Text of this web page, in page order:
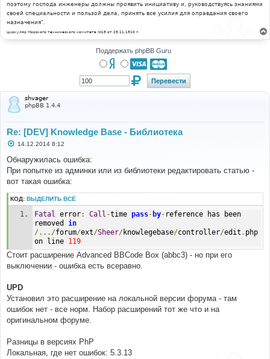
поэтому господа инженеры должны проявить инициативу и, руководствуясь знаниями
своей специальности и пользой дела, принять все усилия для оправдания своего
назначения".
Циркуляр Морского технического комитета №15 от 29.11.1910 г.
Поддержать phpBB Guru
shvager
phpBB 1.4.4
Re: [DEV] Knowledge Base - Библиотека
С
о
б
щ
е
н
и
е
14.12.2014 8:12
Обнаружилась ошибка:
При попытке из админки или из библиотеки редактировать статью -
вот такая ошибка:
КОД: ВЫДЕЛИТЬ ВСЁ
Fatal error: Call -time pass- by- reference has been
removed in
/.../forum/ext/Sheer/knowlegebase/controller/edit . php
on line 119
Стоит расширение Advanced BBCode Box (abbc3) - но при его
выключении - ошибка есть всеравно.
UPD
Установил это расширение на локальной версии форума - там
ошибок нет - все норм. Набор расширений тот же что и на
оригинальном форуме.
Разницы в версиях PhP
Локальная, где нет ошибок: 5.3.13